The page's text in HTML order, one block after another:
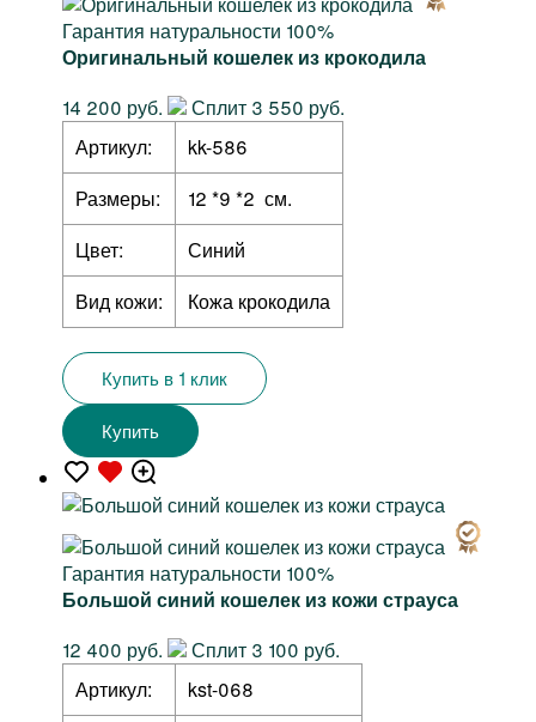
Гарантия натуральности 100%
Оригинальный кошелек из крокодила
14 200 руб.
Сплит 3 550 руб.
Артикул:
kk-586
Размеры:
12 *9 *2 см.
Цвет:
Синий
Вид кожи:
Кожа крокодила
Купить в 1 клик
Купить
Гарантия натуральности 100%
Большой синий кошелек из кожи страуса
12 400 руб.
Сплит 3 100 руб.
Артикул:
kst-068